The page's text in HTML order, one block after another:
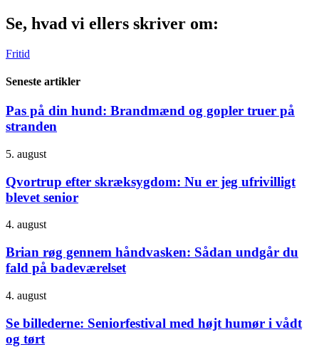
Se, hvad vi ellers skriver om:
Fritid
Seneste artikler
Pas på din hund: Brandmænd og gopler truer på
stranden
5. august
Qvortrup efter skræksygdom: Nu er jeg ufrivilligt
blevet senior
4. august
Brian røg gennem håndvasken: Sådan undgår du
fald på badeværelset
4. august
Se billederne: Seniorfestival med højt humør i vådt
og tørt